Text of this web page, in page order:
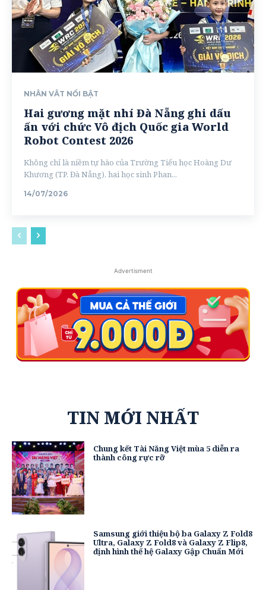
NHÂN VÂT NỔI BẬT
Hai gương mặt nhí Đà Nẵng ghi dấu
ấn với chức Vô địch Quốc gia World
Robot Contest 2026
Không chỉ là niềm tự hào của Trường Tiểu học Hoàng Dư
Khương (TP. Đà Nẵng), hai học sinh Phan...
14/07/2026
Advertisment
TIN MỚI NHẤT
Chung kết Tài Năng Việt mùa 5 diễn ra
thành công rực rỡ
Samsung giới thiệu bộ ba Galaxy Z Fold8
Ultra, Galaxy Z Fold8 và Galaxy Z Flip8,
định hình thế hệ Galaxy Gập Chuẩn Mới